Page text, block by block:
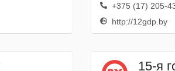
+375 (17) 205-
http://12gdp.by
15-я